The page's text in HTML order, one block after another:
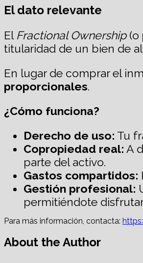
El dato relevante
El Fractional Ownership(o
titularidad de un bien de
En lugar de comprar el
proporcionales.
¿Cómo funciona?
Derecho de uso: Tu
Copropiedad real: A
parte del activo.
Gastos compartidos:
Gestión profesional:
permitiéndote
Para más información, contacta:
About the Author